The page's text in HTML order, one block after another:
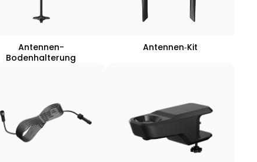
Antennen-
Bodenhalterung
Antennen‑Kit